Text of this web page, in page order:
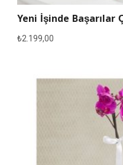
Yeni İşinde
₺2.199,00